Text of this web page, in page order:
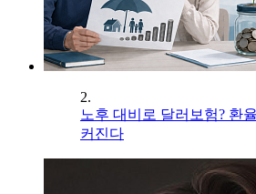
2.
노후 대비로 달러보험? 환
커진다